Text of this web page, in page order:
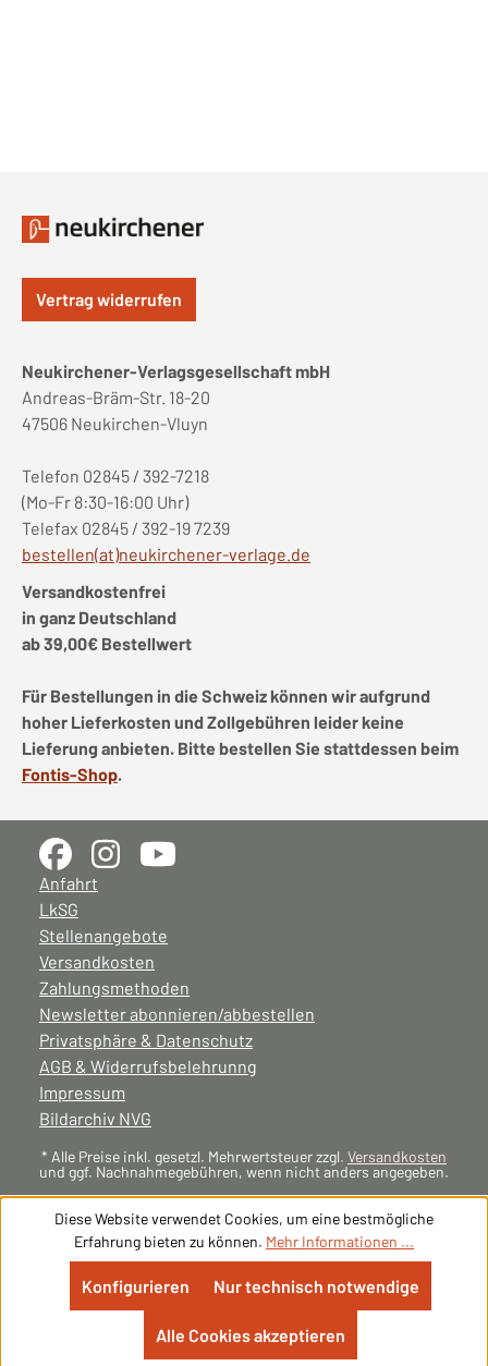
Vertrag widerrufen
Neukirchener-Verlagsgesellschaft mbH
Andreas-Bräm-Str. 18-20
47506 Neukirchen-Vluyn
Telefon 02845 / 392-7218
(Mo-Fr 8:30-16:00 Uhr)
Telefax 02845 / 392-19 7239
bestellen(at)neukirchener-verlage.de
Versandkostenfrei
in ganz Deutschland
ab 39,00€ Bestellwert
Für Bestellungen in die Schweiz können wir aufgrund
hoher Lieferkosten und Zollgebühren leider keine
Lieferung anbieten. Bitte bestellen Sie stattdessen beim
Fontis-Shop.
Anfahrt
LkSG
Stellenangebote
Versandkosten
Zahlungsmethoden
Newsletter abonnieren/abbestellen
Privatsphäre & Datenschutz
AGB & Widerrufsbelehrunng
Impressum
Bildarchiv NVG
* Alle Preise inkl. gesetzl. Mehrwertsteuer zzgl. Versandkosten
und ggf. Nachnahmegebühren, wenn nicht anders angegeben.
Diese Website verwendet Cookies, um eine bestmögliche
Erfahrung bieten zu können. Mehr Informationen ...
Nur technisch notwendige
Konfigurieren
Alle Cookies akzeptieren